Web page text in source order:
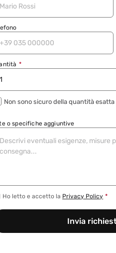
*
Non sono sicuro della quantità esatta
o specifiche aggiuntive
Ho letto e accetto la Privacy Policy *
Invia